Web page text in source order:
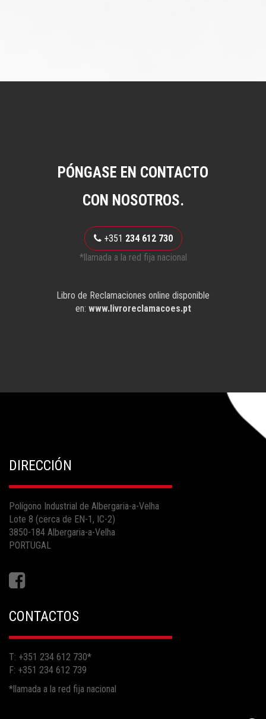
PÓNGASE EN CONTACTO
CON NOSOTROS.
+351 234 612 730
*llamada a la red fija nacional
Libro de Reclamaciones online disponible
en: www.livroreclamacoes.pt
DIRECCIÓN
Polígono Industrial de Albergaria-a-Velha
Lote 8 (cerca de EN-1, IC-2)
3850-184 Albergaria-a-Velha
PORTUGAL
CONTACTOS
T: +351 234 612 730*
F: +351 234 612 739
*llamada a la red fija nacional